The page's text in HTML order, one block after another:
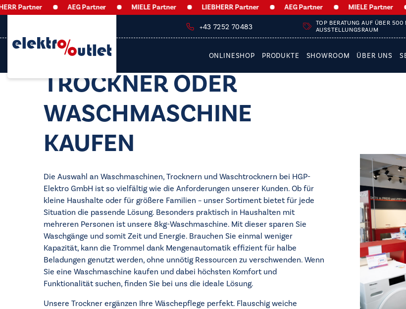
Partner AEG Partner MIELE Partner LIEBHERR Partner AEG Partner MIELE Partner
+43 7252 70483 TOP BERATUNG AUF ÜBER 500
AUSSTELLUNGSRAUM
ONLINESHOP PRODUKTE SHOWROOM ÜBER UNS
TROCKNER ODER
WASCHMASCHINE
KAUFEN
Die Auswahl an Waschmaschinen, Trocknern und Waschtrocknern bei HGP-
Elektro GmbH ist so vielfältig wie die Anforderungen unserer Kunden. Ob für
kleine Haushalte oder für größere Familien – unser Sortiment bietet für jede
Situation die passende Lösung. Besonders praktisch in Haushalten mit
mehreren Personen ist unsere 8kg-Waschmaschine. Mit dieser sparen Sie
Waschgänge und somit Zeit und Energie. Brauchen Sie einmal weniger
Kapazität, kann die Trommel dank Mengenautomatik effizient für halbe
Beladungen genutzt werden, ohne unnötig Ressourcen zu verschwenden. Wenn
Sie eine Waschmaschine kaufen und dabei höchsten Komfort und
Funktionalität suchen, finden Sie bei uns die ideale Lösung.
Unsere Trockner ergänzen Ihre Wäschepflege perfekt. Flauschig weiche